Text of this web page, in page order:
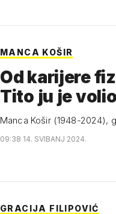
MANCA KOŠIR
Od karijere
Tito ju je volio
Manca Košir (1948-2024),
09:38 14. SVIBANJ 2024.
GRACIJA FILIPOVIĆ